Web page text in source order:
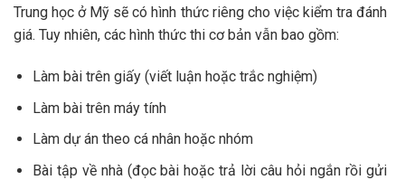
Trung học ở Mỹ sẽ có hình thức riêng cho việc kiểm tra đánh
giá. Tuy nhiên, các hình thức thi cơ bản vẫn bao gồm:
Làm bài trên giấy (viết luận hoặc trắc nghiệm)
Làm bài trên máy tính
Làm dự án theo cá nhân hoặc nhóm
Bài tập về nhà (đọc bài hoặc trả lời câu hỏi ngắn rồi gửi